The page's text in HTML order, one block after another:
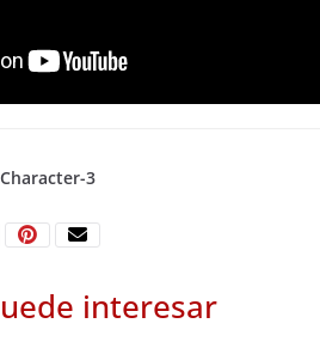
3
interesar